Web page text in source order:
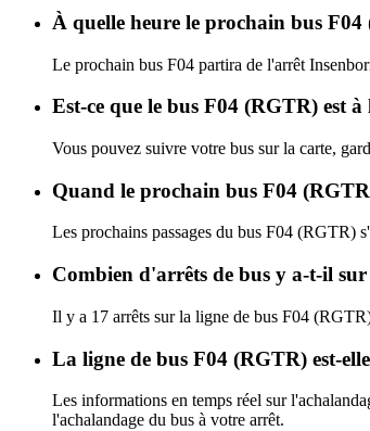
À quelle heure le prochain bus
Le prochain bus F04 partira de l'arrêt
Est-ce que le bus F04 (RGTR) est
Vous pouvez suivre votre bus sur la carte,
Quand le prochain bus F04
Les prochains passages du bus F04 (RGTR)
Combien d'arrêts de bus y a-t-il
Il y a 17 arrêts sur la ligne de bus F04
La ligne de bus F04 (RGTR) est-
Les informations en temps réel sur
l'achalandage du bus à votre arrêt.